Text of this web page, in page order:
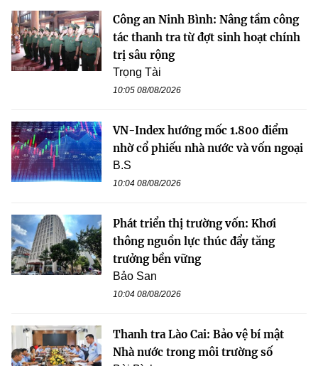
Công an Ninh Bình: Nâng tầm công
tác thanh tra từ đợt sinh hoạt chính
trị sâu rộng
Trọng Tài
10:05 08/08/2026
VN-Index hướng mốc 1.800 điểm
nhờ cổ phiếu nhà nước và vốn ngoại
B.S
10:04 08/08/2026
Phát triển thị trường vốn: Khơi
thông nguồn lực thúc đẩy tăng
trưởng bền vững
Bảo San
10:04 08/08/2026
Thanh tra Lào Cai: Bảo vệ bí mật
Nhà nước trong môi trường số